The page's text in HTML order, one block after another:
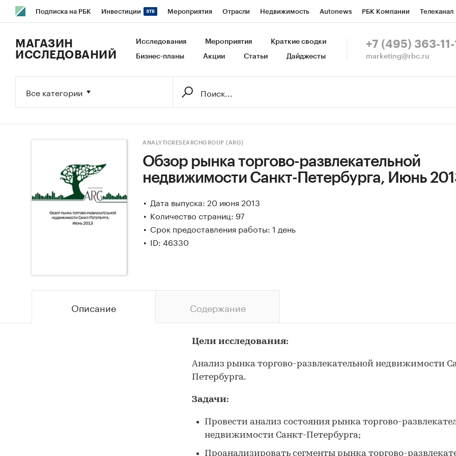
Подписка на РБК Инвестиции Мероприятия Отрасли Недвижимость Autonews РБК Компании Телеканал
Исследования Кредитные рейтинги Франшизы Газета Спецпроекты СПб Конференции СПб Спецпроекты
МАГАЗИН
ИССЛЕДОВАНИЙ
Исследования Мероприятия Краткие сводки
Бизнес-планы Акции Статьи Дайджесты
+7 (495) 363-11-
marketing@rbc.ru
Все категории
ANALYTICRESEARCHGROUP (ARG)
Обзор рынка торгово-развлекательной
недвижимости Санкт-Петербурга, Июнь
Дата выпуска: 20 июня 2013
Количество страниц: 97
Срок предоставления работы: 1 день
ID: 46330
Описание Содержание
Цели исследования:
Анализ рынка торгово-развлекательной недвижимости
Петербурга.
Задачи:
Провести анализ состояния рынка торгово-
недвижимости Санкт-Петербурга;
Проанализировать сегменты рынка торгово-